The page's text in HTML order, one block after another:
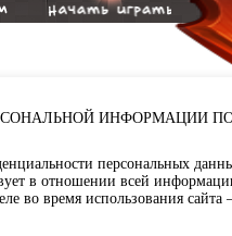
ИНФОРМАЦИИ
персональных
в отношении всей
во время использования сайта